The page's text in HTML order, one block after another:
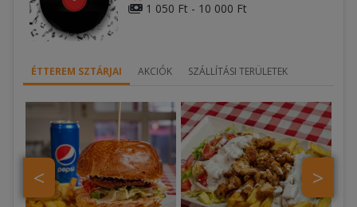
1 050 Ft - 10 000 Ft
ÉTTEREM SZTÁRJAI AKCIÓK SZÁLLÍTÁSI TERÜLETEK
>
<